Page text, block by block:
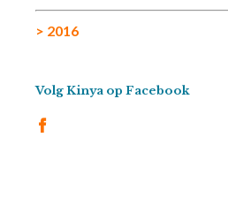
> 2016
Volg Kinya op Facebook